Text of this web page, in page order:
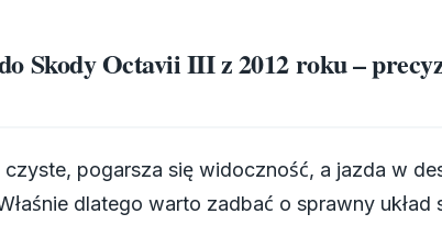
Skody Octavii III z 2012 roku –
pogarsza się widoczność, a jazda w
dlatego warto zadbać o sprawny układ